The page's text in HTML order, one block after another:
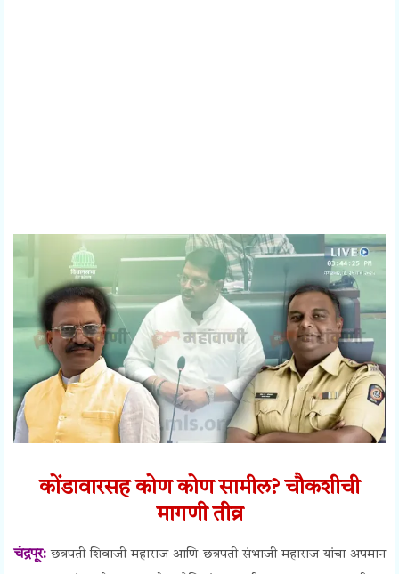
कोंडावारसह कोण कोण सामील? चौकशीची
मागणी तीव्र
चंद्रपूर: छत्रपती शिवाजी महाराज आणि छत्रपती संभाजी महाराज यांचा अपमान